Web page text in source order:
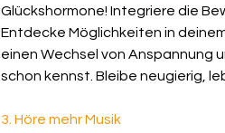
Glückshormone! Integriere die
Entdecke Möglichkeiten in
einen Wechsel von Anspannung
schon kennst. Bleibe neugierig,
3. Höre mehr Musik